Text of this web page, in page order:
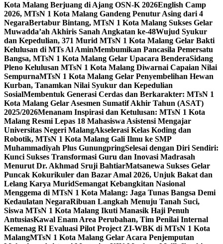
Kota Malang Berjuang di Ajang OSN-K 2026English Camp
2026, MTsN 1 Kota Malang Gandeng Penutur Asing dari 4
NegaraBertabur Bintang, MTsN 1 Kota Malang Sukses Gelar
Muwadda’ah Akhiris Sanah Angkatan ke-48Wujud Syukur
dan Kepedulian, 371 Murid MTsN 1 Kota Malang Gelar Bakti
Kelulusan di MTs Al AminMembumikan Pancasila Pemersatu
Bangsa, MTsN 1 Kota Malang Gelar Upacara BenderaSidang
Pleno Kelulusan MTsN 1 Kota Malang Diwarnai Capaian Nilai
SempurnaMTsN 1 Kota Malang Gelar Penyembelihan Hewan
Kurban, Tanamkan Nilai Syukur dan Kepedulian
SosialMembentuk Generasi Cerdas dan Berkarakter: MTsN 1
Kota Malang Gelar Asesmen Sumatif Akhir Tahun (ASAT)
2025/2026Menanam Inspirasi dan Ketulusan: MTsN 1 Kota
Malang Resmi Lepas 18 Mahasiswa Asistensi Mengajar
Universitas Negeri MalangAkselerasi Kelas Koding dan
Robotik, MTsN 1 Kota Malang Gali Ilmu ke SMP
Muhammadiyah Plus GunungpringSelesai dengan Diri Sendiri:
Kunci Sukses Transformasi Guru dan Inovasi Madrasah
Menurut Dr. Akhmad Sruji BahtiarMatsanewa Sukses Gelar
Puncak Kokurikuler dan Bazar Amal 2026, Unjuk Bakat dan
Lelang Karya MuridSemangat Kebangkitan Nasional
Menggema di MTsN 1 Kota Malang: Jaga Tunas Bangsa Demi
Kedaulatan NegaraRibuan Langkah Menuju Tanah Suci,
Siswa MTsN 1 Kota Malang Ikuti Manasik Haji Penuh
AntusiasKawal Enam Area Perubahan, Tim Penilai Internal
Kemenag RI Evaluasi Pilot Project ZI-WBK di MTsN 1 Kota
MalangMTsN 1 Kota Malang Gelar Acara Penjemputan